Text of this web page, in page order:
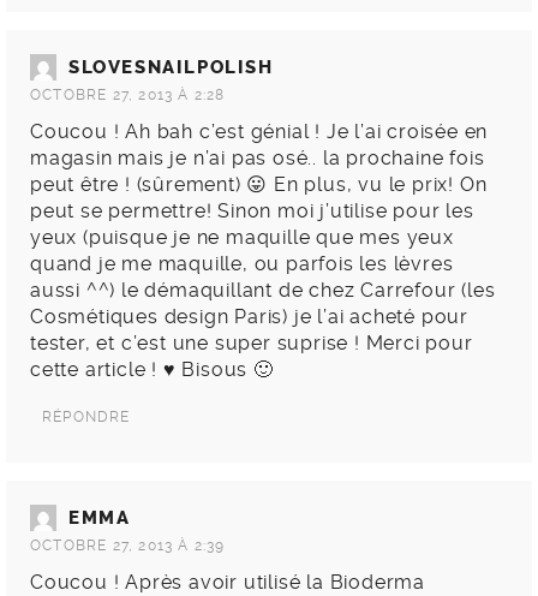
SLOVESNAILPOLISH
OCTOBRE 27, 2013 À 2:28
Coucou ! Ah bah c’est génial ! Je l’ai croisée en
magasin mais je n’ai pas osé.. la prochaine fois
peut être ! (sûrement) 😛 En plus, vu le prix! On
peut se permettre! Sinon moi j’utilise pour les
yeux (puisque je ne maquille que mes yeux
quand je me maquille, ou parfois les lèvres
aussi ^^) le démaquillant de chez Carrefour (les
Cosmétiques design Paris) je l’ai acheté pour
tester, et c’est une super suprise ! Merci pour
cette article ! ♥ Bisous 🙂
RÉPONDRE
EMMA
OCTOBRE 27, 2013 À 2:39
Coucou ! Après avoir utilisé la Bioderma